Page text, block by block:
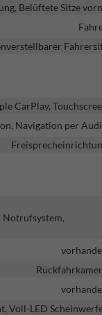
Belüftete Sitze
CarPlay,
Navigation per
Notrufsystem,
Voll-LED